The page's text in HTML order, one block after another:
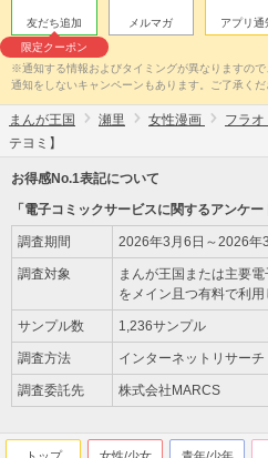
友だち追加
限定クーポン
メルマガ アプリ通
※通知する情報およびタイミングが異なりますの
通知をしないキャンペーンもあります。ご了承くだ
まんが王国 瀬里 女性漫画 フラオ
テヨミ】
お得感No.1表記について
「電子コミックサービスに関するアンケー
調査期間 2026年3月6日～2026年
調査対象
まんが王国または主要
をメイン且つ有料で利
サンプル数 1,236サンプル
調査方法 インターネットリサーチ
調査委託先 株式会社MARCS